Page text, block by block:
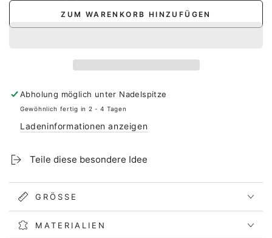
Silberhochzeit
Blätterkranz
Menge
zur
Silberhochzeit
Blätterkranz
ZUM WARENKORB HINZUFÜGEN
Abholung möglich unter Nadelspitze
Gewöhnlich fertig in 2 - 4 Tagen
Ladeninformationen anzeigen
Teile diese besondere Idee
GRÖSSE
MATERIALIEN